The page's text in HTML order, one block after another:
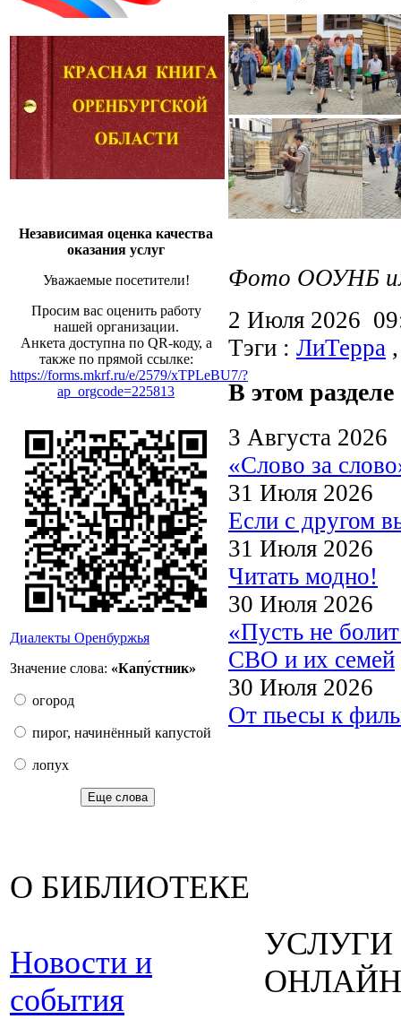
Независимая оценка качества
оказания услуг
Уважаемые посетители!
Просим вас оценить работу
нашей организации.
Анкета доступна по QR-коду, а
также по прямой ссылке:
https://forms.mkrf.ru/e/2579/xTPLeBU7/?
ap_orgcode=225813
Диалекты Оренбуржья
Значение слова: «Капу́стник»
огород
пирог, начинённый капустой
лопух
Еще слова
Фото ООУНБ
2 Июля 2026
Тэги : ЛиТерра
В этом разделе
3 Августа 2026
«Слово за
31 Июля 2026
Если с другом
31 Июля 2026
Читать модно!
30 Июля 2026
«Пусть не
СВО и их семей
30 Июля 2026
От пьесы к
О БИБЛИОТЕКЕ
Новости и
события
УСЛУГИ
ОНЛАЙН